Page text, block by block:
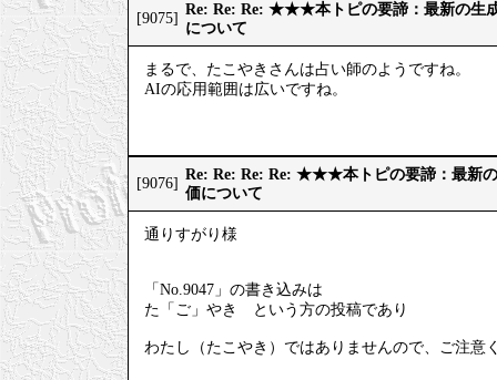
[9075]
Re: Re: Re: ★★★本トピの要諦：最新の生
について
まるで、たこやきさんは占い師のようですね。
AIの応用範囲は広いですね。
[9076]
Re: Re: Re: Re: ★★★本トピの要諦：最新
価について
通りすがり様
「No.9047」の書き込みは
た「ご」やき という方の投稿であり
わたし（たこやき）ではありませんので、ご注意